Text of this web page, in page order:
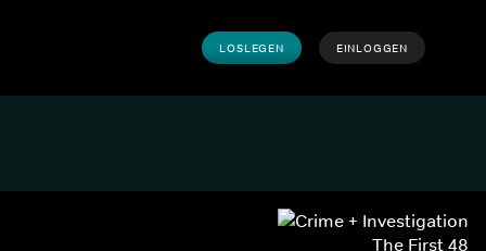
LOSLEGEN EINLOGGEN
The First 48